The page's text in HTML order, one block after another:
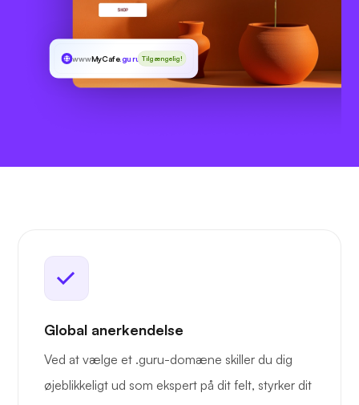
wwwMyCafe.guru Tilgængelig!
Global anerkendelse
Ved at vælge et .guru-domæne skiller du dig
øjeblikkeligt ud som ekspert på dit felt, styrker dit